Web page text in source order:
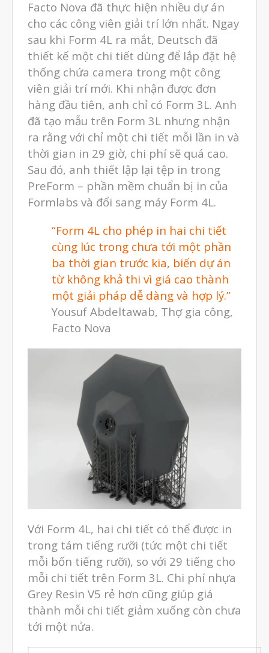
Tháng Mười Hai 2023
Tháng Mười Một 2023
Tháng Mười 2023
Tháng Chín 2023
Tháng Tám 2023
Tháng Bảy 2023
Tháng Sáu 2023
Tháng Năm 2023
Tháng Tư 2023
Tháng Ba 2023
Tháng Hai 2023
Tháng Một 2023
Tháng Mười Hai 2022
Tháng Mười Một 2022
Tháng Mười 2022
Tháng Tám 2022
Tháng Bảy 2022
Tháng Sáu 2022
Tháng Năm 2022
Tháng Tư 2022
Tháng Ba 2022
Tháng Hai 2022
Tháng Một 2022
Tháng Mười Một 2021
Tháng Mười 2021
Tháng Chín 2021
Tháng Tám 2021
Tháng Bảy 2021
Facto Nova đã thực hiện nhiều dự án
cho các công viên giải trí lớn nhất. Ngay
sau khi Form 4L ra mắt, Deutsch đã
thiết kế một chi tiết dùng để lắp đặt hệ
thống chứa camera trong một công
viên giải trí mới. Khi nhận được đơn
hàng đầu tiên, anh chỉ có Form 3L. Anh
đã tạo mẫu trên Form 3L nhưng nhận
ra rằng với chỉ một chi tiết mỗi lần in và
thời gian in 29 giờ, chi phí sẽ quá cao.
Sau đó, anh thiết lập lại tệp in trong
PreForm – phần mềm chuẩn bị in của
Formlabs và đổi sang máy Form 4L.
“Form 4L cho phép in hai chi tiết
cùng lúc trong chưa tới một phần
ba thời gian trước kia, biến dự án
từ không khả thi vì giá cao thành
một giải pháp dễ dàng và hợp lý.”
Yousuf Abdeltawab, Thợ gia công,
Facto Nova
Với Form 4L, hai chi tiết có thể được in
trong tám tiếng rưỡi (tức một chi tiết
mỗi bốn tiếng rưỡi), so với 29 tiếng cho
mỗi chi tiết trên Form 3L. Chi phí nhựa
Grey Resin V5 rẻ hơn cũng giúp giá
thành mỗi chi tiết giảm xuống còn chưa
tới một nửa.